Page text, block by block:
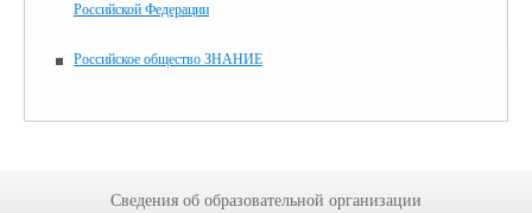
Российской Федерации
Российское общество ЗНАНИЕ
Сведения об образовательной организации